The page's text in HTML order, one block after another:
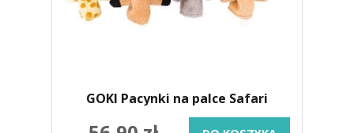
GOKI Pacynki na palce Safari